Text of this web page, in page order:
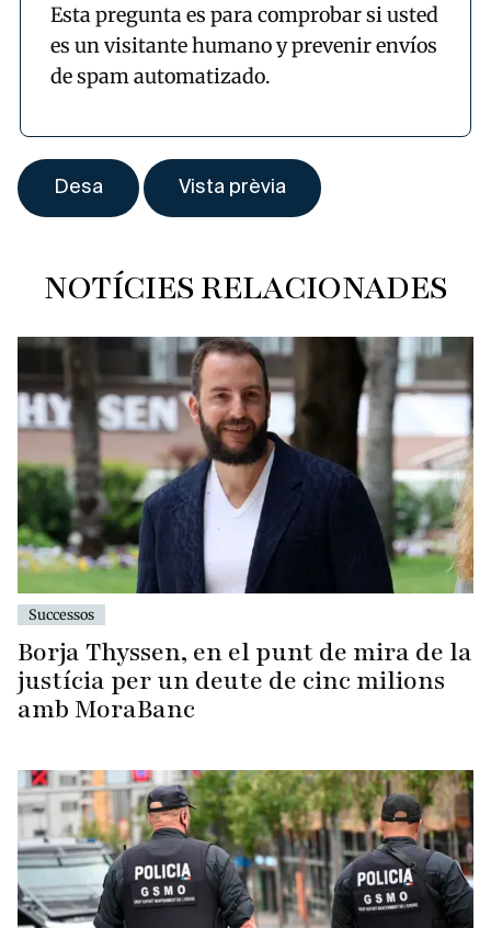
Esta pregunta es para comprobar si usted
es un visitante humano y prevenir envíos
de spam automatizado.
NOTÍCIES RELACIONADES
Successos
Borja Thyssen, en el punt de mira de la
justícia per un deute de cinc milions
amb MoraBanc